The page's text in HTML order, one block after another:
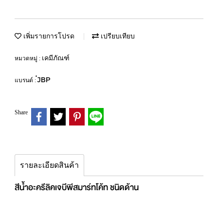
เพิ่มรายการโปรด เปรียบเทียบ
หมวดหมู่ : เคมีภัณฑ์
แบรนด์ :๋JBP
Share
รายละเอียดสินค้า
สีน้ำอะครีลิคเจบีพีสมาร์ทโค้ท ชนิดด้าน